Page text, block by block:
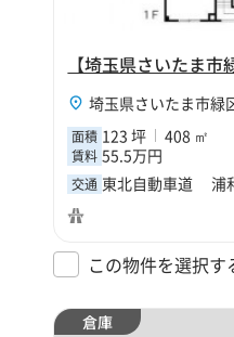
埼玉県さいたま市緑
面積 123 坪 408 ㎡
賃料 55.5万円
交通 東北自動車道 浦
この物件を選択す
倉庫